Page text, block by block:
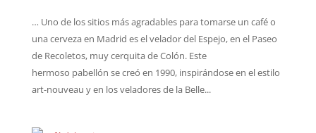
… Uno de los sitios más agradables para tomarse un café o
una cerveza en Madrid es el velador del Espejo, en el Paseo
de Recoletos, muy cerquita de Colón. Este
hermoso pabellón se creó en 1990, inspirándose en el estilo
art-nouveau y en los veladores de la Belle...